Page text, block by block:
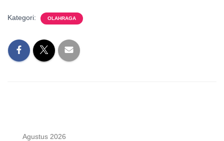
Kategori: OLAHRAGA
Agustus 2026